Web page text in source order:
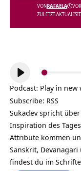
ZULETZT
VONRAFAELA
Audio-
Player
Podcast: Play in new
Subscribe: RSS
Sukadev spricht über
Inspiration des
Attribute kommen
Sanskrit,
findest du im